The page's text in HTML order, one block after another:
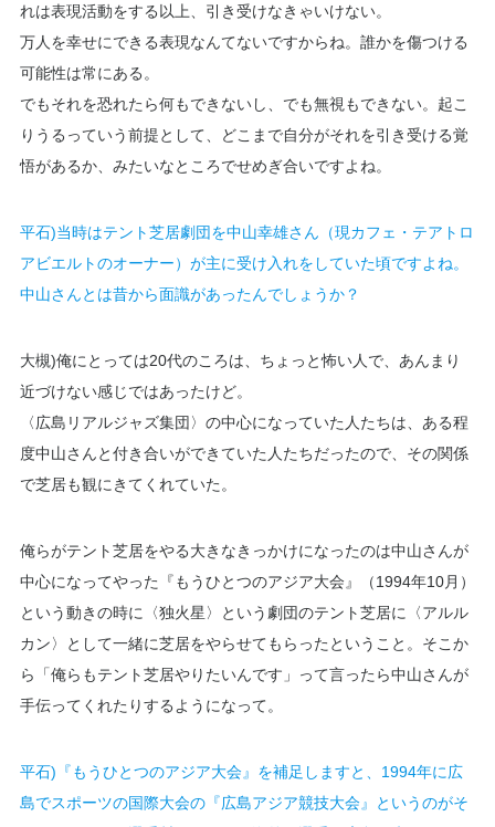
れは表現活動をする以上、引き受けなきゃいけない。
万人を幸せにできる表現なんてないですからね。誰かを傷つける
可能性は常にある。
でもそれを恐れたら何もできないし、でも無視もできない。起こ
りうるっていう前提として、どこまで自分がそれを引き受ける覚
悟があるか、みたいなところでせめぎ合いですよね。
平石)当時はテント芝居劇団を中山幸雄さん（現カフェ・テアトロ
アビエルトのオーナー）が主に受け入れをしていた頃ですよね。
中山さんとは昔から面識があったんでしょうか？
大槻)俺にとっては20代のころは、ちょっと怖い人で、あんまり
近づけない感じではあったけど。
〈広島リアルジャズ集団〉の中心になっていた人たちは、ある程
度中山さんと付き合いができていた人たちだったので、その関係
で芝居も観にきてくれていた。
俺らがテント芝居をやる大きなきっかけになったのは中山さんが
中心になってやった『もうひとつのアジア大会』（1994年10月）
という動きの時に〈独火星〉という劇団のテント芝居に〈アルル
カン〉として一緒に芝居をやらせてもらったということ。そこか
ら「俺らもテント芝居やりたいんです」って言ったら中山さんが
手伝ってくれたりするようになって。
平石)『もうひとつのアジア大会』を補足しますと、1994年に広
島でスポーツの国際大会の『広島アジア競技大会』というのがそ